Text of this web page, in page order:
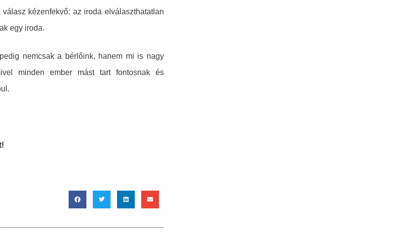
kézenfekvő: az iroda elválaszthatatlan
egy iroda.
nemcsak a bérlőink, hanem mi is nagy
minden ember mást tart fontosnak és